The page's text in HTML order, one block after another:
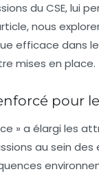
du CSE, lui
nous
efficace dans
mises en place.
pour le
» a élargi les
au sein